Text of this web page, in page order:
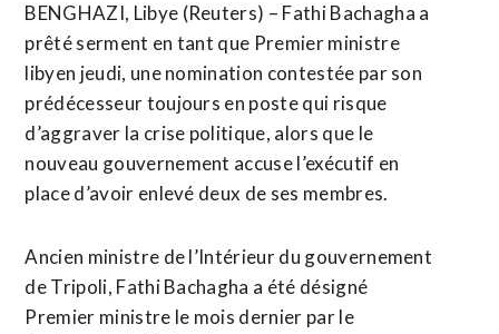
BENGHAZI, Libye (Reuters) – Fathi Bachagha a
prêté serment en tant que Premier ministre
libyen jeudi, une nomination contestée par son
prédécesseur toujours en poste qui risque
d’aggraver la crise politique, alors que le
nouveau gouvernement accuse l’exécutif en
place d’avoir enlevé deux de ses membres.
Ancien ministre de l’Intérieur du gouvernement
de Tripoli, Fathi Bachagha a été désigné
Premier ministre le mois dernier par le